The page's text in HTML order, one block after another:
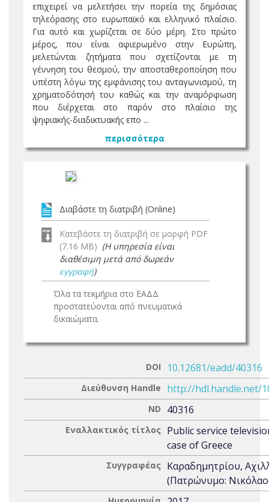
επιχειρεί να μελετήσει την πορεία της δημόσιας
τηλεόρασης στο ευρωπαϊκό και ελληνικό πλαίσιο.
Για αυτό και χωρίζεται σε δύο μέρη. Στο πρώτο
μέρος, που είναι αφιερωμένο στην Ευρώπη,
μελετώνται ζητήματα που σχετίζονται με τη
γέννηση του θεσμού, την αποσταθεροποίηση που
υπέστη λόγω της εμφάνισης του ανταγωνισμού, τη
χρηματοδότησή του καθώς και την αναμόρφωση
που διέρχεται στο παρόν στο πλαίσιο της
ψηφιακής-διαδικτυακής επο ...
περισσότερα
Διαβάστε τη διατριβή (Online)
Κατεβάστε τη διατριβή σε μορφή PDF
(7.16 MB) (Η υπηρεσία είναι
διαθέσιμη μετά από δωρεάν
εγγραφή)
Όλα τα τεκμήρια στο ΕΑΔΔ
προστατεύονται από πνευματικά
δικαιώματα.
DOI 10.12681/eadd/40316
Διεύθυνση Handle http://hdl.handle.net/
ND 40316
Εναλλακτικός τίτλος Public service
case of Greece
Συγγραφέας Καραδημητρίου,
(Πατρώνυμο: